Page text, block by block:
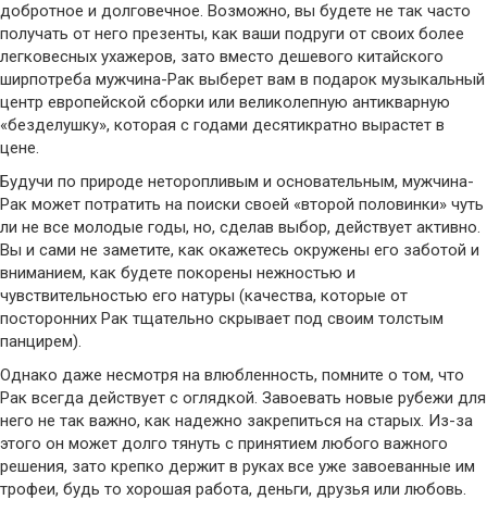
добротное и долговечное. Возможно, вы будете не так часто
получать от него презенты, как ваши подруги от своих более
легковесных ухажеров, зато вместо дешевого китайского
ширпотреба мужчина-Рак выберет вам в подарок музыкальный
центр европейской сборки или великолепную антикварную
«безделушку», которая с годами десятикратно вырастет в
цене.
Будучи по природе неторопливым и основательным, мужчина-
Рак может потратить на поиски своей «второй половинки» чуть
ли не все молодые годы, но, сделав выбор, действует активно.
Вы и сами не заметите, как окажетесь окружены его заботой и
вниманием, как будете покорены нежностью и
чувствительностью его натуры (качества, которые от
посторонних Рак тщательно скрывает под своим толстым
панцирем).
Однако даже несмотря на влюбленность, помните о том, что
Рак всегда действует с оглядкой. Завоевать новые рубежи для
него не так важно, как надежно закрепиться на старых. Из-за
этого он может долго тянуть с принятием любого важного
решения, зато крепко держит в руках все уже завоеванные им
трофеи, будь то хорошая работа, деньги, друзья или любовь.